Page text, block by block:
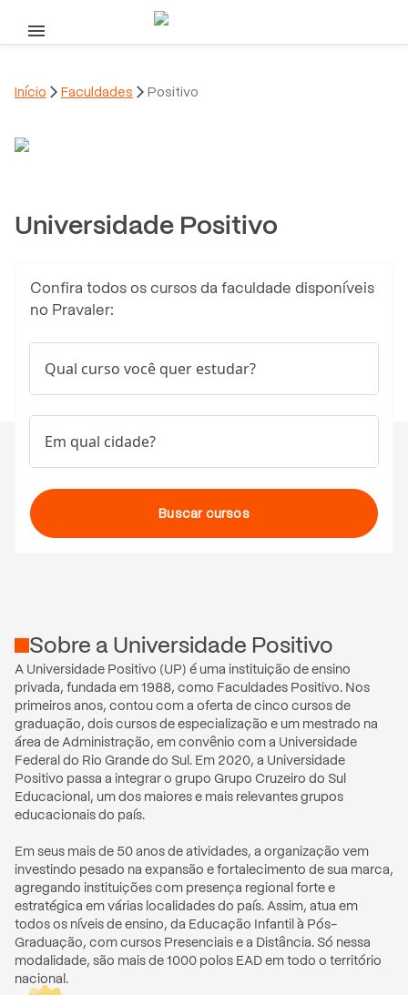
Pular para o conteúdo principal
Início  Faculdades  Positivo
Universidade Positivo
Confira todos os cursos da faculdade disponíveis
no Pravaler:
Qual curso você quer estudar?
Em qual cidade?
Buscar cursos
Sobre a Universidade Positivo
A Universidade Positivo (UP) é uma instituição de ensino
privada, fundada em 1988, como Faculdades Positivo. Nos
primeiros anos, contou com a oferta de cinco cursos de
graduação, dois cursos de especialização e um mestrado na
área de Administração, em convênio com a Universidade
Federal do Rio Grande do Sul. Em 2020, a Universidade
Positivo passa a integrar o grupo Grupo Cruzeiro do Sul
Educacional, um dos maiores e mais relevantes grupos
educacionais do país.
Em seus mais de 50 anos de atividades, a organização vem
investindo pesado na expansão e fortalecimento de sua marca,
agregando instituições com presença regional forte e
estratégica em várias localidades do país. Assim, atua em
todos os níveis de ensino, da Educação Infantil à Pós-
Graduação, com cursos Presenciais e a Distância. Só nessa
modalidade, são mais de 1000 polos EAD em todo o território
nacional.